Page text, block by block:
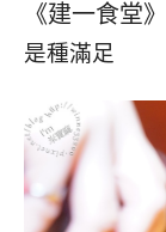
《建一食堂》
是種滿足